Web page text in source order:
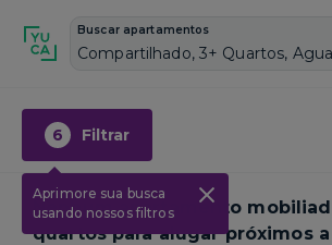
Buscar apartamentos
6 Filtrar
Aprimore sua busca
usando nossos filtros
Nenhum apartamento
quartos para alugar próximos